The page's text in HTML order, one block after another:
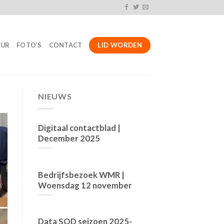
FOTO’S CONTACT LID WORDEN
NIEUWS
Digitaal contactblad |
December 2025
Bedrijfsbezoek WMR |
Woensdag 12 november
Data SOD seizoen 2025-